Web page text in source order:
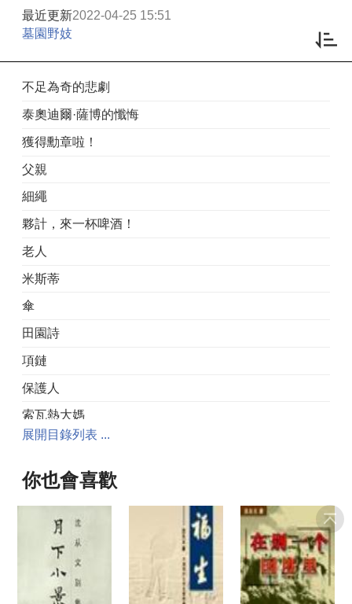
最近更新2022-04-25 15:51
墓園野妓
不足為奇的悲劇
泰奧迪爾·薩博的懺悔
獲得勳章啦！
父親
細繩
夥計，來一杯啤酒！
老人
米斯蒂
傘
田園詩
項鏈
保護人
索瓦熱大媽
乞丐
小酒桶
奧爾坦絲王后
博尼法斯老爹揭發的罪案
展開目錄列表 ...
你也會喜歡